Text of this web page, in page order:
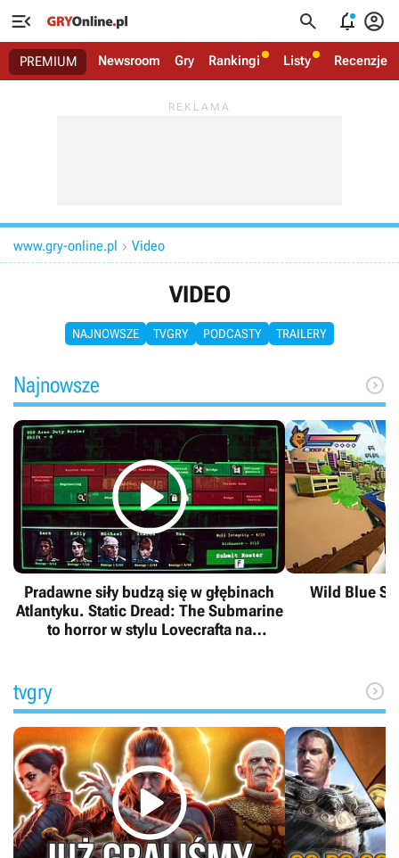
   
PREMIUM Newsroom Gry Rankingi Listy Recenzje
www.gry-online.pl  Video
VIDEO
NAJNOWSZE TVGRY PODCASTY TRAILERY
Najnowsze 

Pradawne siły budzą się w głębinach
Atlantyku. Static Dread: The Submarine
to horror w stylu Lovecrafta na
Wild Blue
tvgry 
